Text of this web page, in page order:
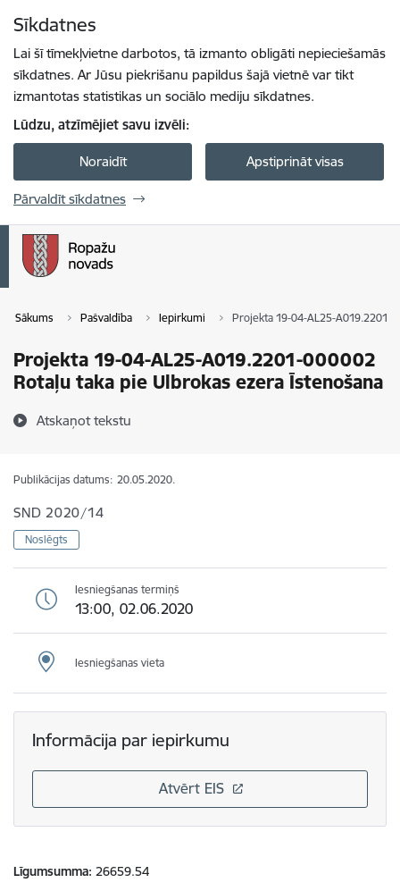
Sīkdatnes
Lai šī tīmekļvietne darbotos, tā izmanto obligāti nepieciešamās
sīkdatnes. Ar Jūsu piekrišanu papildus šajā vietnē var tikt
izmantotas statistikas un sociālo mediju sīkdatnes.
Lūdzu, atzīmējiet savu izvēli:
Noraidīt Apstiprināt visas
Pārvaldīt sīkdatnes
Sākums Pašvaldība Iepirkumi Projekta 19-04-AL25-A019.2201-
Projekta 19-04-AL25-A019.2201-000002
Rotaļu taka pie Ulbrokas ezera Īstenošana
Atskaņot tekstu
Publikācijas datums: 20.05.2020.
SND 2020/14
Noslēgts
Iesniegšanas termiņš
13:00, 02.06.2020
Iesniegšanas vieta
Informācija par iepirkumu
Atvērt EIS
Līgumsumma 26659.54